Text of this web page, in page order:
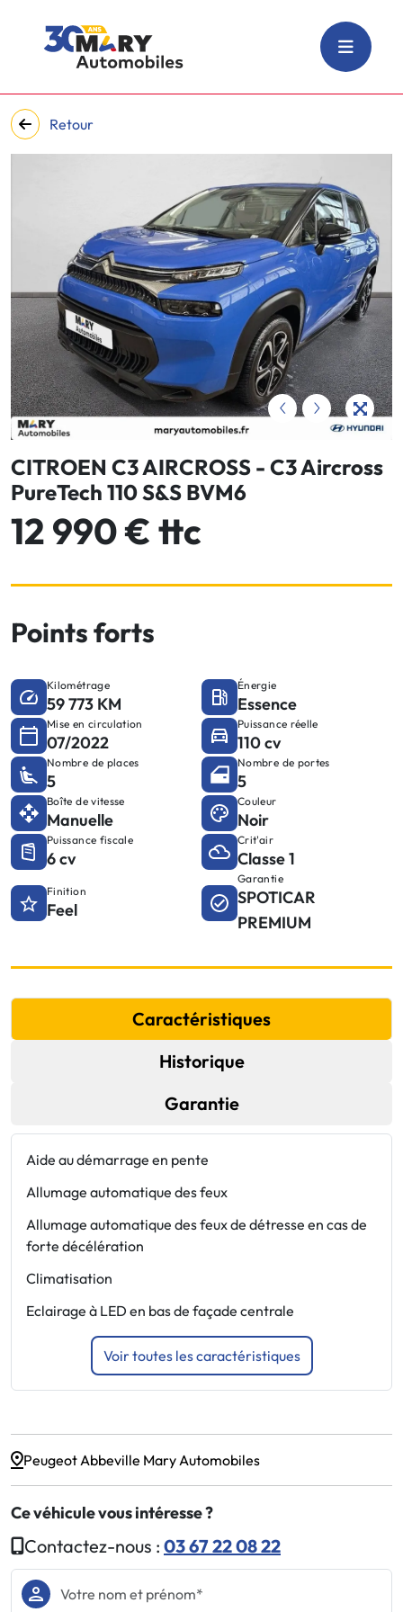
Retour
‹ ›
CITROEN C3 AIRCROSS - C3 Aircross
PureTech 110 S&S BVM6
12 990 € ttc
Points forts
Kilométrage
59 773 KM
Énergie
Essence
Mise en circulation
07/2022
Puissance réelle
110 cv
Nombre de places
5
Nombre de portes
5
Boîte de vitesse
Manuelle
Couleur
Noir
Puissance fiscale
6 cv
Crit'air
Classe 1
Finition
Feel
Garantie
SPOTICAR
PREMIUM
Caractéristiques
Historique
Garantie
Aide au démarrage en pente
Allumage automatique des feux
Allumage automatique des feux de détresse en cas de
forte décélération
Climatisation
Eclairage à LED en bas de façade centrale
Voir toutes les caractéristiques
Peugeot Abbeville Mary Automobiles
Ce véhicule vous intéresse ?
Contactez-nous : 03 67 22 08 22